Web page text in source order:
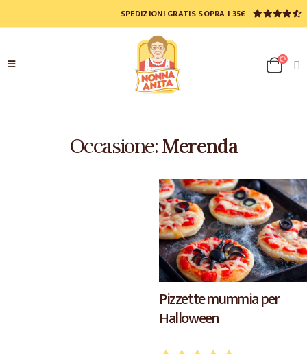
SPEDIZIONI GRATIS SOPRA I 35€ -
Occasione:Merenda
Pizzette mummia per
Halloween